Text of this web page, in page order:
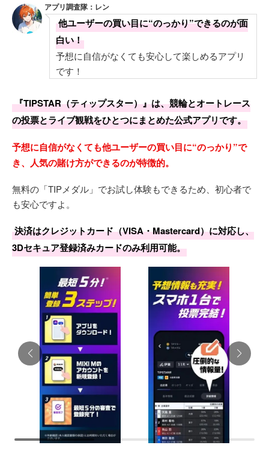
アプリ調査隊：レン
他ユーザーの買い目に“のっかり”できるのが面
白い！
予想に自信がなくても安心して楽しめるアプリ
です！
『TIPSTAR（ティップスター）』は、競輪とオートレース
の投票とライブ観戦をひとつにまとめた公式アプリです。
予想に自信がなくても他ユーザーの買い目に“のっかり”で
き、人気の賭け方ができるのが特徴的。
無料の「TIPメダル」でお試し体験もできるため、初心者で
も安心ですよ。
決済はクレジットカード（VISA・Mastercard）に対応し、
3Dセキュア登録済みカードのみ利用可能。